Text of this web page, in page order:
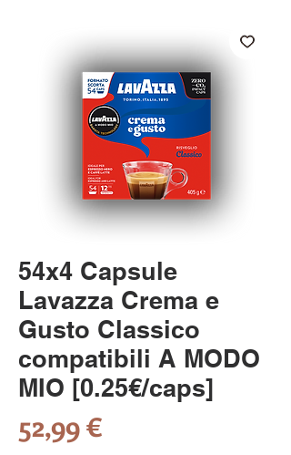
54x4 Capsule
Lavazza Crema e
Gusto Classico
compatibili A MODO
MIO [0.25€/caps]
52,99 €